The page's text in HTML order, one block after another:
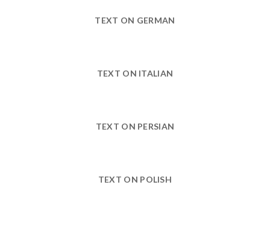
TEXT ON GERMAN
TEXT ON ITALIAN
TEXT ON PERSIAN
TEXT ON POLISH